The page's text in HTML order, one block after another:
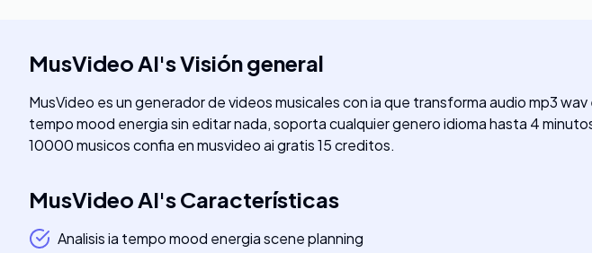
MusVideo AI'sVisión general
MusVideo es un generador de videos musicales con ia que transforma audio mp3
tempo mood energia sin editar nada, soporta cualquier genero idioma hasta 4
10000 musicos confia en musvideo ai gratis 15 creditos.
MusVideo AI'sCaracterísticas
Analisis ia tempo mood energia scene planning